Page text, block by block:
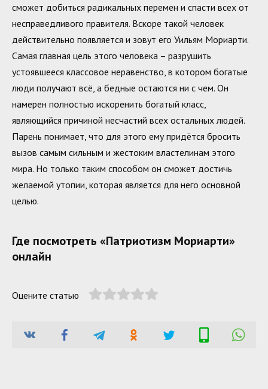
сможет добиться радикальных перемен и спасти всех от
несправедливого правителя. Вскоре такой человек
действительно появляется и зовут его Уильям Мориарти.
Самая главная цель этого человека – разрушить
устоявшееся классовое неравенство, в котором богатые
люди получают всё, а бедные остаются ни с чем. Он
намерен полностью искоренить богатый класс,
являющийся причиной несчастий всех остальных людей.
Парень понимает, что для этого ему придётся бросить
вызов самым сильным и жестоким властелинам этого
мира. Но только таким способом он сможет достичь
желаемой утопии, которая является для него основной
целью.
Где посмотреть «Патриотизм Мориарти»
онлайн
Оцените статью